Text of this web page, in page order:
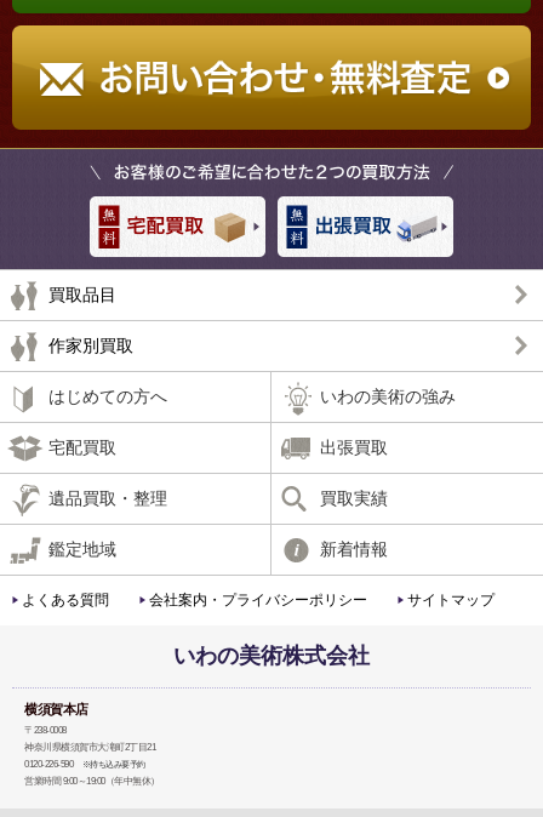
買取品目
作家別買取
はじめての方へ いわの美術の強み
宅配買取 出張買取
遺品買取・整理 買取実績
鑑定地域 新着情報
よくある質問 会社案内・プライバシーポリシー サイトマップ
いわの美術株式会社
横須賀本店
〒238-0008
神奈川県横須賀市大滝町2丁目21
0120-226-590
※持ち込み要予約
営業時間 9:00～19:00（年中無休）